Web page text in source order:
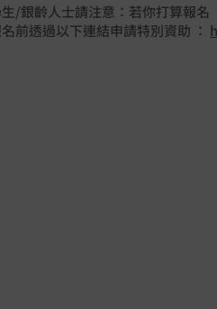
生/銀齡人士請注意：若你打算報名
前透過以下連結申請特別資助 ：